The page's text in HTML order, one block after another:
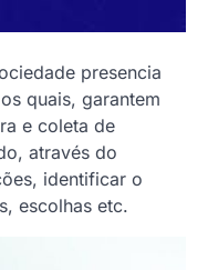
presencia
quais, garantem
e coleta de
através do
identificar o
escolhas etc.